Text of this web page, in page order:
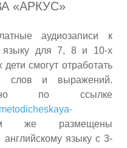
«АРКУС»
аудиозаписи к
языку для 7, 8 и 10-х
смогут отработать
слов и выражений.
по ссылке
же размещены
языку с 3-